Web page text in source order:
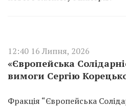
12:40 16 Липня, 2026
«Європейська
вимоги Сергію
Фракція “Європейська